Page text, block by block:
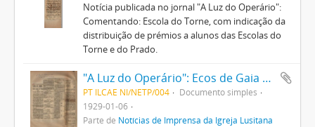
Notícia publicada no jornal "A Luz do Operário":
Comentando: Escola do Torne, com indicação da
distribuição de prémios a alunos das Escolas do
Torne e do Prado.
"A Luz do Operário": Ecos de Gaia pelas escolas do Torne. Festa anual de distribuição de prémios
PT ILCAE NI/NETP/004
Documento simples
1929-01-06
Parte de Notícias de Imprensa da Igreja Lusitana